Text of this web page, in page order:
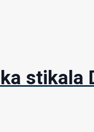
stikala